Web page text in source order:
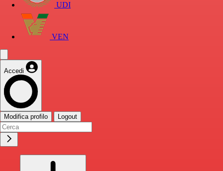
UDI
VEN
Accedi
Modifica profilo Logout